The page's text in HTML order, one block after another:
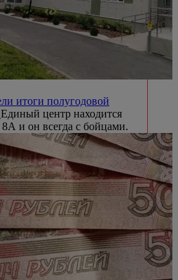
итоги полугодовой
Единый центр находится
и он всегда с бойцами.